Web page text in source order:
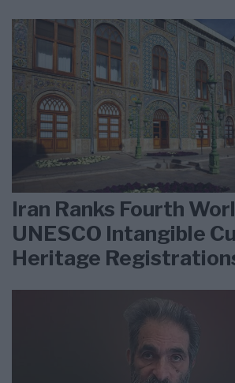
Iran Ranks Fourth
UNESCO Intangible
Heritage